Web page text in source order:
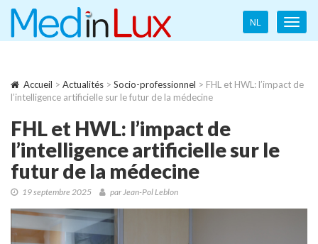
Language
navigation
NL
Accueil > Actualités > Socio-professionnel > FHL et HWL: l’impact de
l’intelligence artificielle sur le futur de la médecine
FHL et HWL: l’impact de
l’intelligence artificielle sur le
futur de la médecine
19 septembre 2025 par Jean-Pol Leblon